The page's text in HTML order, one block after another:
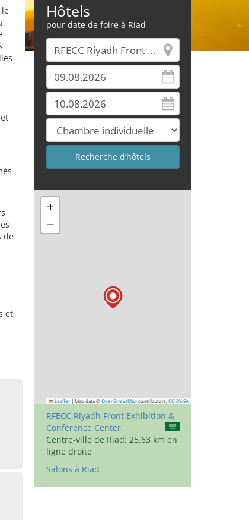
de
et
Hôtels
pour date de foire à Riad
+
−
Leaflet | Map data © OpenStreetMap contributors, CC-BY-SA
RFECC Riyadh Front Exhibition &
Conference Center
Centre-ville de Riad: 25,63 km en
ligne droite
Salons à Riad